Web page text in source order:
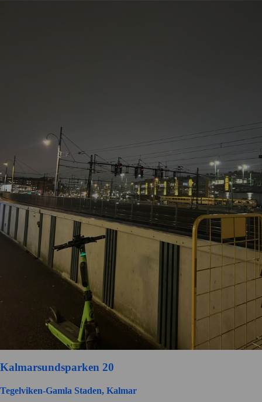
Kalmarsundsparken 20
Tegelviken-Gamla Staden, Kalmar